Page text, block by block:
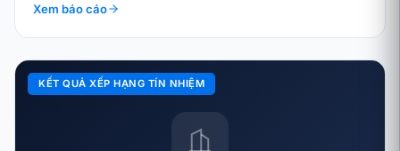
Xem báo cáo
KẾT QUẢ XẾP HẠNG TÍN NHIỆM